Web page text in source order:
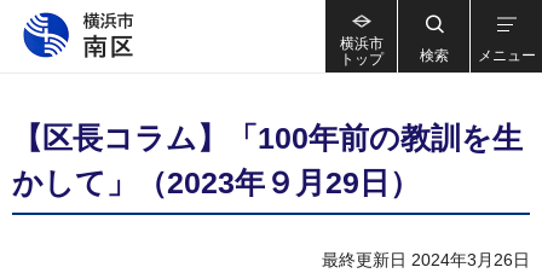
横浜市
トップ
検索 メニュー
【区長コラム】「100年前の教訓を生
かして」（2023年９月29日）
最終更新日 2024年3月26日